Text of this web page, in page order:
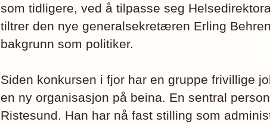
som tidligere, ved å tilpasse seg
tiltrer den nye generalsekretæren Erling
bakgrunn som politiker.
Siden konkursen i fjor har en gruppe frivillige
en ny organisasjon på beina. En sentral
Ristesund. Han har nå fast stilling som